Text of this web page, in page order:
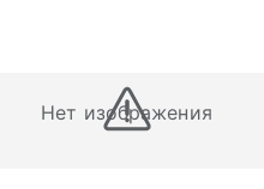
Нет изображения